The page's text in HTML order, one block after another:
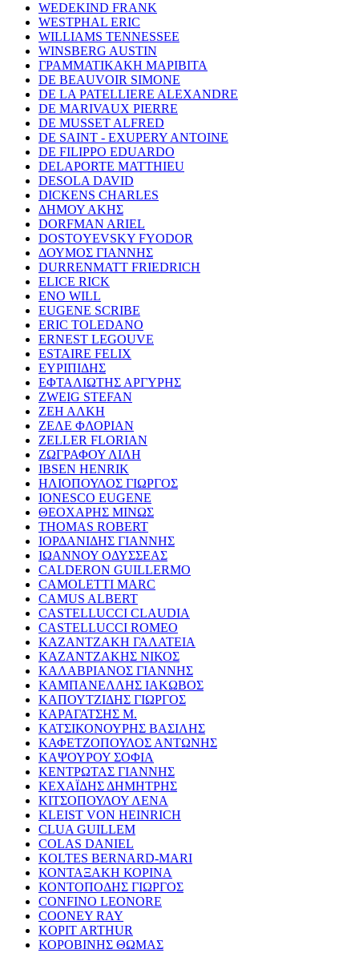
WEDEKIND FRANK
WESTPHAL ERIC
WILLIAMS TENNESSEE
WINSBERG AUSTIN
ΓΡΑΜΜΑΤΙΚΑΚΗ ΜΑΡΙΒΙΤΑ
DE BEAUVOIR SIMONE
DE LA PATELLIERE ALEXANDRE
DE MARIVAUX PIERRE
DE MUSSET ALFRED
DE SAINT - EXUPERY ANTOINE
DE FILIPPO EDUARDO
DELAPORTE MATTHIEU
DESOLA DAVID
DICKENS CHARLES
ΔΗΜΟΥ ΑΚΗΣ
DORFMAN ARIEL
DOSTOYEVSKY FYODOR
ΔΟΥΜΟΣ ΓΙΑΝΝΗΣ
DURRENMATT FRIEDRICH
ELICE RICK
ENO WILL
EUGENE SCRIBE
ERIC TOLEDANO
ERNEST LEGOUVE
ESTAIRE FELIX
ΕΥΡΙΠΙΔΗΣ
ΕΦΤΑΛΙΩΤΗΣ ΑΡΓΥΡΗΣ
ZWEIG STEFAN
ΖΕΗ ΑΛΚΗ
ΖΕΛΕ ΦΛΟΡΙΑΝ
ZELLER FLORIAN
ΖΩΓΡΑΦΟΥ ΛΙΛΗ
IBSEN HENRIK
ΗΛΙΟΠΟΥΛΟΣ ΓΙΩΡΓΟΣ
IONESCO EUGENE
ΘΕΟΧΑΡΗΣ ΜΙΝΩΣ
THOMAS ROBERT
ΙΟΡΔΑΝΙΔΗΣ ΓΙΑΝΝΗΣ
ΙΩΑΝΝΟΥ ΟΔΥΣΣΕΑΣ
CALDERON GUILLERMO
CAMOLETTI MARC
CAMUS ALBERT
CASTELLUCCI CLAUDIA
CASTELLUCCI ROMEO
ΚΑΖΑΝΤΖΑΚΗ ΓΑΛΑΤΕΙΑ
ΚΑΖΑΝΤΖΑΚΗΣ ΝΙΚΟΣ
ΚΑΛΑΒΡΙΑΝΟΣ ΓΙΑΝΝΗΣ
ΚΑΜΠΑΝΕΛΛΗΣ ΙΑΚΩΒΟΣ
ΚΑΠΟΥΤΖΙΔΗΣ ΓΙΩΡΓΟΣ
ΚΑΡΑΓΑΤΣΗΣ Μ.
ΚΑΤΣΙΚΟΝΟΥΡΗΣ ΒΑΣΙΛΗΣ
ΚΑΦΕΤΖΟΠΟΥΛΟΣ ΑΝΤΩΝΗΣ
ΚΑΨΟΥΡΟΥ ΣΟΦΙΑ
ΚΕΝΤΡΩΤΑΣ ΓΙΑΝΝΗΣ
ΚΕΧΑΪΔΗΣ ΔΗΜΗΤΡΗΣ
ΚΙΤΣΟΠΟΥΛΟΥ ΛΕΝΑ
KLEIST VON HEINRICH
CLUA GUILLEM
COLAS DANIEL
KOLTES BERNARD-MARI
ΚΟΝΤΑΞΑΚΗ ΚΟΡΙΝΑ
ΚΟΝΤΟΠΟΔΗΣ ΓΙΩΡΓΟΣ
CONFINO LEONORE
COONEY RAY
KOPIT ARTHUR
ΚΟΡΟΒΙΝΗΣ ΘΩΜΑΣ